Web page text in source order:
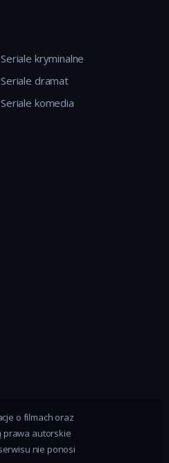
Seriale kryminalne
Seriale dramat
Seriale komedia
o filmach oraz
prawa autorskie
nie ponosi